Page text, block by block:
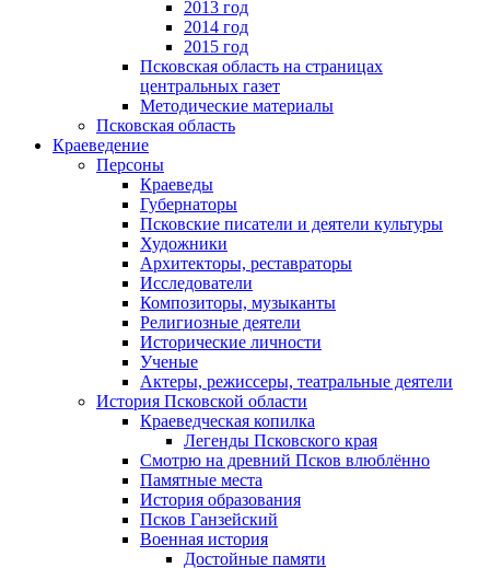
2013 год
2014 год
2015 год
Псковская область на страницах
центральных газет
Методические материалы
Псковская область
Краеведение
Персоны
Краеведы
Губернаторы
Псковские писатели и деятели культуры
Художники
Архитекторы, реставраторы
Исследователи
Композиторы, музыканты
Религиозные деятели
Исторические личности
Ученые
Актеры, режиссеры, театральные деятели
История Псковской области
Краеведческая копилка
Легенды Псковского края
Смотрю на древний Псков влюблённо
Памятные места
История образования
Псков Ганзейский
Военная история
Достойные памяти